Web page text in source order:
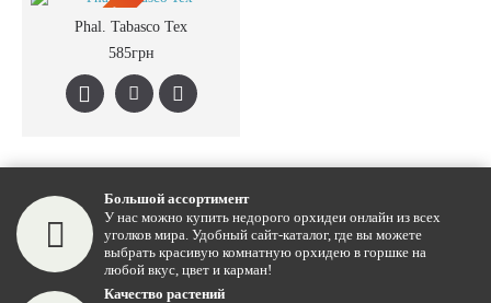
ПРЕДЗАКАЗ
Phal. Tabasco Tex
585грн
Большой ассортимент
У нас можно купить недорого орхидеи онлайн из всех
уголков мира. Удобный сайт-каталог, где вы можете
выбрать красивую комнатную орхидею в горшке на
любой вкус, цвет и карман!
Качество растений